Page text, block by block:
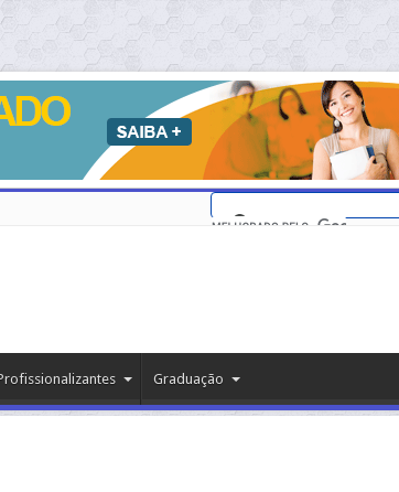
Graduação